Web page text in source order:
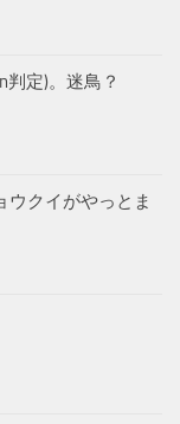
定)。迷鳥？
ウクイがやっとま